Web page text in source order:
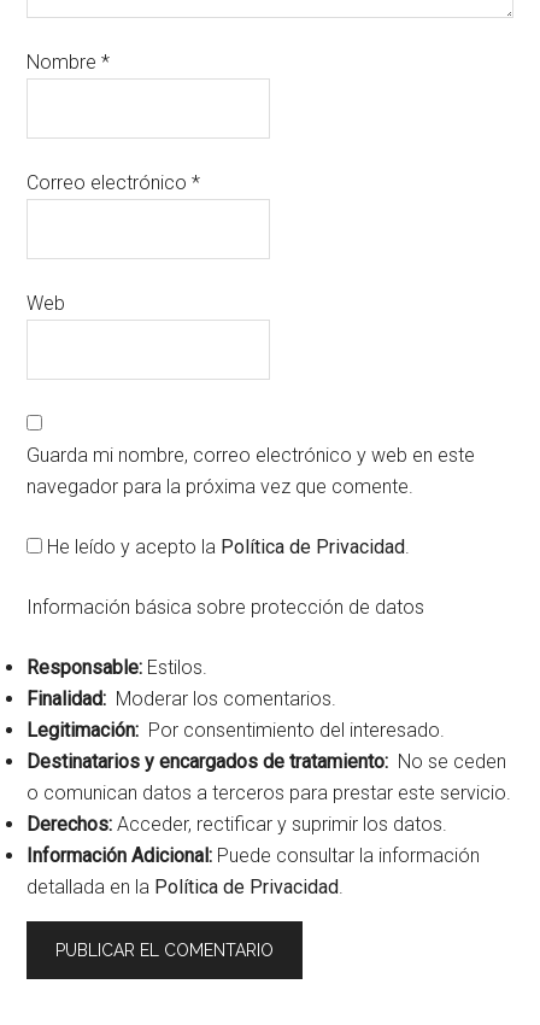
Nombre*
Correo electrónico*
Web
Guarda mi nombre, correo electrónico y web en este
navegador para la próxima vez que comente.
He leído y acepto la Política de Privacidad.
Información básica sobre protección de datos
Responsable: Estilos.
Finalidad: Moderar los comentarios.
Legitimación: Por consentimiento del interesado.
Destinatarios y encargados de tratamiento: No se ceden
o comunican datos a terceros para prestar este servicio.
Derechos: Acceder, rectificar y suprimir los datos.
Información Adicional: Puede consultar la información
detallada en la Política de Privacidad.